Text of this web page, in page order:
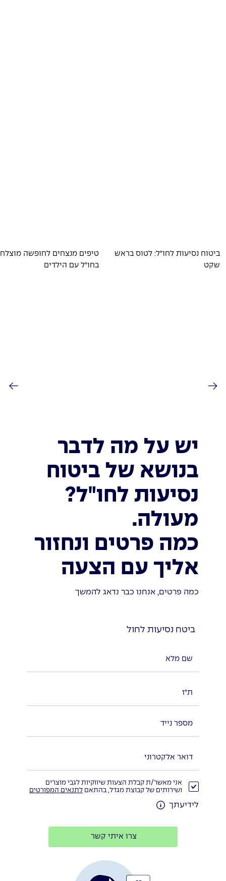
ביטוח נסיעות לחו"ל: לטוס בראש
שקט
טיפים מנצחים לחופשה
בחו"ל עם הילדים
יש על מה לדבר
בנושא של ביטוח
נסיעות לחו"ל?
מעולה.
כמה פרטים ונחזור
אליך עם הצעה
כמה פרטים, אנחנו כבר נדאג להמשך
ביטח נסיעות לחול
אני מאשר/ת קבלת הצעות שיווקיות לגבי מוצרים
ושירותים של קבוצת מגדל, בהתאם לתנאים המפורטים
לידיעתך
צרו איתי קשר